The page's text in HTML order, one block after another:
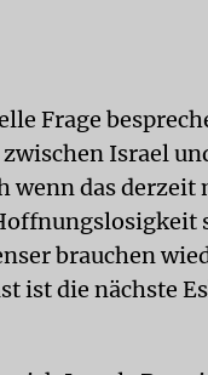
Frage
Israel
wenn das
brauchen
ist die nächste